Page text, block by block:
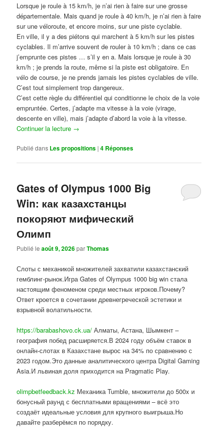
Lorsque je roule à 15 km/h, je n’ai rien à faire sur une grosse
départementale. Mais quand je roule à 40 km/h, je n’ai rien à faire
sur une véloroute, et encore moins, sur une piste cyclable.
En ville, il y a des piétons qui marchent à 5 km/h sur les pistes
cyclables. Il m’arrive souvent de rouler à 10 km/h ; dans ce cas
j’emprunte ces pistes … s’il y en a. Mais lorsque je roule à 30
km/h ; je prends la route, même si la piste est obligatoire. En
vélo de course, je ne prends jamais les pistes cyclables de ville.
C’est tout simplement trop dangereux.
C’est cette règle du différentiel qui conditionne le choix de la voie
empruntée. Certes, j’adapte ma vitesse à la voie (virage,
descente en ville), mais j’adapte d’abord la voie à la vitesse.
Continuer la lecture →
Publié dans Les propositions |4 Réponses
Gates of Olympus 1000 Big
Win: как казахстанцы
покоряют мифический
Олимп
Publié leaoût 9, 2026parThomas
Слоты с механикой множителей захватили казахстанский
гемблинг-рынок.Игра Gates of Olympus 1000 big win стала
настоящим феноменом среди местных игроков.Почему?
Ответ кроется в сочетании древнегреческой эстетики и
взрывной волатильности.
https://barabashovo.ck.ua/ Алматы, Астана, Шымкент –
география побед расширяется.В 2024 году объём ставок в
онлайн-слотах в Казахстане вырос на 34% по сравнению с
2023 годом.Это данные аналитического центра Digital Gaming
Asia.И львиная доля приходится на Pragmatic Play.
olimpbetfeedback.kz Механика Tumble, множители до 500x и
бонусный раунд с бесплатными вращениями – всё это
создаёт идеальные условия для крупного выигрыша.Но
давайте разберёмся по порядку.